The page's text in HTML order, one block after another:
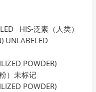
HIS-泛素（人类）
POWDER)
粉）未标记
POWDER)